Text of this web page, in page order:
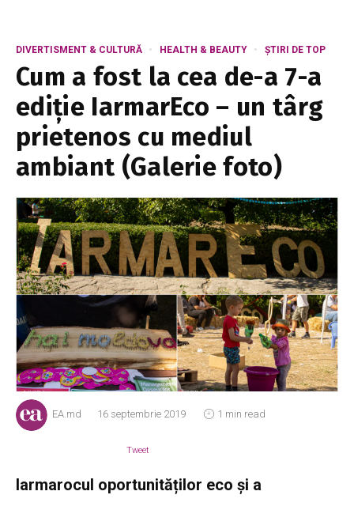
DIVERTISMENT & CULTURĂ HEALTH & BEAUTY ȘTIRI DE TOP
Cum a fost la cea de-a 7-a
ediție IarmarEco – un târg
prietenos cu mediul
ambiant (Galerie foto)
EA.md 16 septembrie 2019 1 min read
Tweet
Iarmarocul oportunităților eco și a